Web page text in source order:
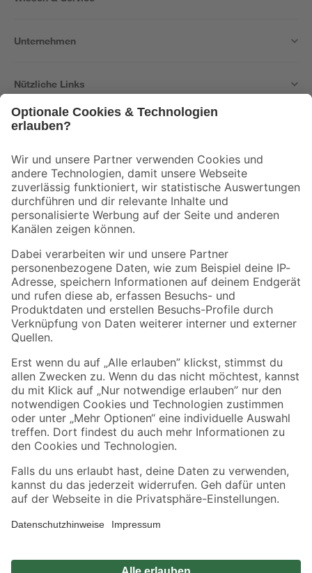
Unternehmen
Nützliche Links
Der toom Newsletter: Keine Angebote und Aktionen mehr verpassen!
Zur Newsletter Anmeldung
Folge uns
Zahlungsarten Versandarten
Sicher einkaufen
Jetzt die toom-App herunterladen
Alle Preisangaben in EUR inkl. gesetzl. MwSt.. Die dargestellten Angebote sind unter
Umständen nicht in allen Märkten verfügbar. Die angegebenen Verfügbarkeiten beziehen
Produkte nur solange der Vorrat reicht.
*Paketversand ab 59 € versandkostenfrei, gilt nicht für Artikel mit Speditionsversand, hier
Privatsphäre Impressum